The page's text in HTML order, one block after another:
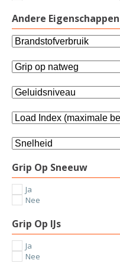
UNIROYAL
YOKOHAMA
Andere Eigenschappen
Grip Op Sneeuw
Ja
Nee
Grip Op IJs
Ja
Nee